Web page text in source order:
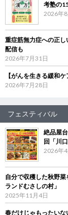
考塾の
2026年
重症筋無力症への正
配信も
2026年7月31日
【がんを生きる緩和
2026年7月28日
フェスティバル
絶品屋
回「川
2026年
自分で収穫した秋野
ランドむさしの村」
2025年11月4日
春だけじゃもったい